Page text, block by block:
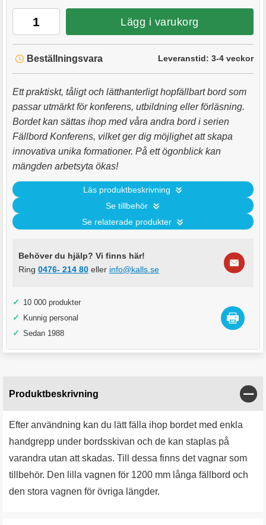
Lägg i varukorg
Beställningsvara Leveranstid: 3-4 veckor
Ett praktiskt, tåligt och lätthanterligt hopfällbart bord som
passar utmärkt för konferens, utbildning eller förläsning.
Bordet kan sättas ihop med våra andra bord i serien
Fällbord Konferens, vilket ger dig möjlighet att skapa
innovativa unika formationer. På ett ögonblick kan
mängden arbetsyta ökas!
Läs produktbeskrivning
Se tillbehör
Se relaterade produkter
Behöver du hjälp? Vi finns här!
Ring 0476- 214 80 eller info@kalls.se
✓ 10 000 produkter
✓ Kunnig personal
✓ Sedan 1988
Produktbeskrivning
Efter användning kan du lätt fälla ihop bordet med enkla
handgrepp under bordsskivan och de kan staplas på
varandra utan att skadas. Till dessa finns det vagnar som
tillbehör. Den lilla vagnen för 1200 mm långa fällbord och
den stora vagnen för övriga längder.